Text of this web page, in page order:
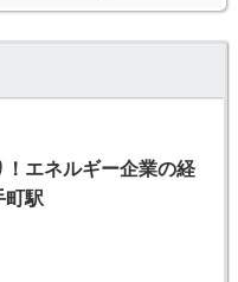
！エネルギー企業の経
駅